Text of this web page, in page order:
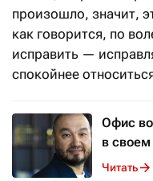
произошло, значит,
как говорится, по
исправить —
спокойнее
Офис
в
Читать